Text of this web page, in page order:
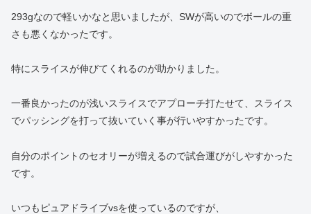
293gなので軽いかなと思いましたが、SWが高いのでボールの重
さも悪くなかったです。
特にスライスが伸びてくれるのが助かりました。
一番良かったのが浅いスライスでアプローチ打たせて、スライス
でパッシングを打って抜いていく事が行いやすかったです。
自分のポイントのセオリーが増えるので試合運びがしやすかった
です。
いつもピュアドライブvsを使っているのですが、